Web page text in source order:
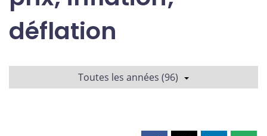
déflation
Toutes les années (96)